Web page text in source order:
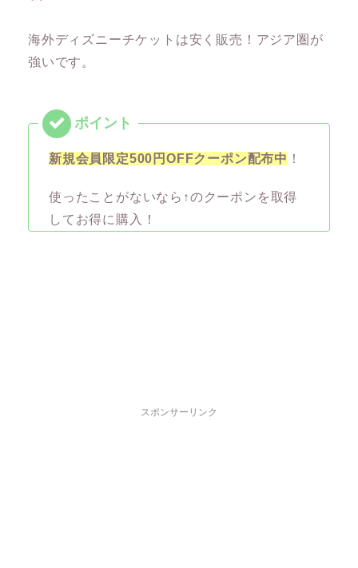
海外ディズニーチケットは安く販売！アジア圏が
強いです。
新規会員限定500円OFFクーポン配布中 ！
使ったことがないなら↑のクーポンを取得
してお得に購入！
スポンサーリンク